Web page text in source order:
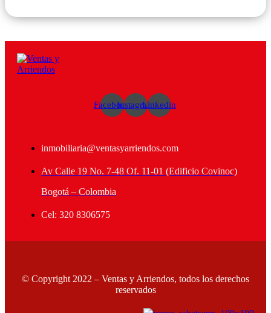
FacebookInstagramLinkedin
inmobiliaria@ventasyarriendos.com
Av Calle 19 No. 7-48 Of. 11-01 (Edificio Covinoc)
Bogotá – Colombia
Cel: 320 8306575
© Copyright 2022 – Ventas y Arriendos, todos los derechos
reservados